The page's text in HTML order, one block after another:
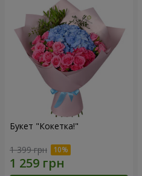
Букет "Кокетка!"
1 399 грн